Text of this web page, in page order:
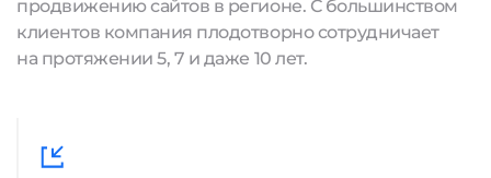
продвижению сайтов в регионе. С большинством
клиентов компания плодотворно сотрудничает
на протяжении 5, 7 и даже 10 лет.